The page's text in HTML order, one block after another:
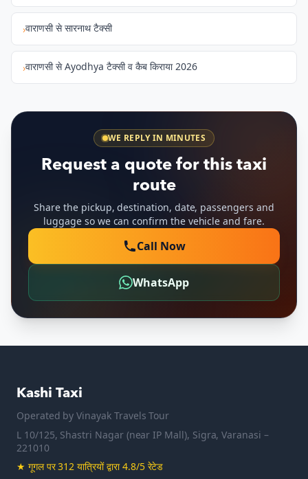
›वाराणसी से सारनाथ टैक्सी
›वाराणसी से Ayodhya टैक्सी व कैब किराया 2026
WE REPLY IN MINUTES
Request a quote for this taxi
route
Share the pickup, destination, date, passengers and
luggage so we can confirm the vehicle and fare.
Call Now
WhatsApp
Kashi Taxi
Operated byVinayak Travels Tour
L 10/125, Shastri Nagar (near IP Mall), Sigra, Varanasi –
221010
★ गूगल पर 312 यात्रियों द्वारा 4.8/5 रेटेड